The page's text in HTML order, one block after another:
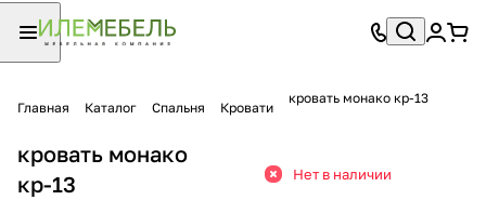
Главная Каталог Спальня Кровати
кровать монако кр-13
кровать монако
кр-13
Нет в наличии